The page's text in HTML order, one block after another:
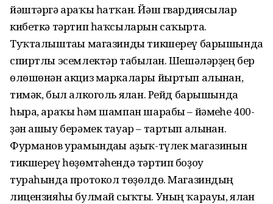
йәштәргә араҡы һатҡан. Йәш гвардиясылар
кибеткә тәртип һаҡсыларын саҡырта.
Туҡталыштағы магазинды тикшереү барышында
спиртлы эсемлектәр табылған. Шешәләрҙең бер
өлөшөнән акциз маркалары йыртып алынған,
тимәк, был алкоголь ялған. Рейд барышында
һыра, араҡы һәм шампан шарабы – йәмғеһе 400-
ҙән ашыу берәмек тауар – тартып алынған.
Фурманов урамындағы аҙыҡ-түлек магазинын
тикшереү һөҙөмтәһендә тәртип боҙоу
тураһында протокол төҙөлдө. Магазиндың
лицензияһы булмай сыҡты. Уның ҡарауы, ялған